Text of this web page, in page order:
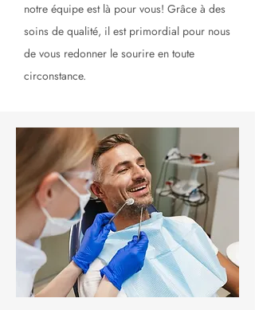
notre équipe est là pour vous! Grâce à des
soins de qualité, il est primordial pour nous
de vous redonner le sourire en toute
circonstance.